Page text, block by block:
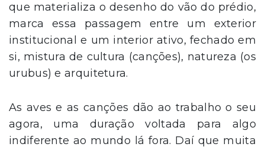
que materializa o desenho do vão do prédio,
marca essa passagem entre um exterior
institucional e um interior ativo, fechado em
si, mistura de cultura (canções), natureza (os
urubus) e arquitetura.
As aves e as canções dão ao trabalho o seu
agora, uma duração voltada para algo
indiferente ao mundo lá fora. Daí que muita